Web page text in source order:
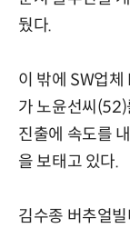
뒀다.
이 밖에 SW업
가 노윤선씨(52)
진출에 속도를
을 보태고 있다.
김수종 버추얼